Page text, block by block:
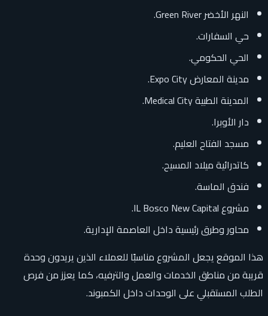
النهر الأخضر Green River.
حي السفارات.
الحي الحكومي.
مدينة المعارض Expo City.
المدينة الطبية Medical City.
دار الأوبرا.
مسجد الفتاح العليم.
كاتدرائية ميلاد المسيح.
فندق الماسة.
مشروع IL Bosco New Capital.
محاور وطرق رئيسية داخل العاصمة الإدارية.
هذا الموقع يجعل المشروع مناسبًا للعملاء الذين يريدون وحدة
قريبة من مناطق الخدمات والعمل والترفيه، كما يعزز من فرص
الطلب المستقبلي على الوحدات داخل الكمبوند.